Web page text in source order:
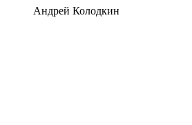
Андрей Колодкин